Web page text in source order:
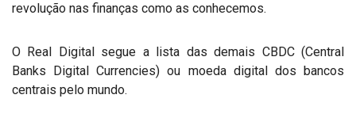
revolução nas finanças como as conhecemos.
O Real Digital segue a lista das demais CBDC (Central
Banks Digital Currencies) ou moeda digital dos bancos
centrais pelo mundo.